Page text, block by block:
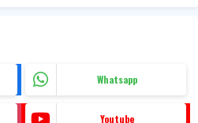
Whatsapp
Youtube